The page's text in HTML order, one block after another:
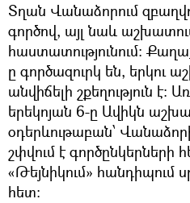
Տղան Վանաձորում
գործով, այլ նաև
հաստատությունում։
ը գործազուրկ են, երկու
անվիճելի շքեղություն է։
երեկոյան 6-ը Ավիկն
օդերևութաբան՝
շփվում է գործընկերների
«Թեյնիկում» հանդիպում
հետ։